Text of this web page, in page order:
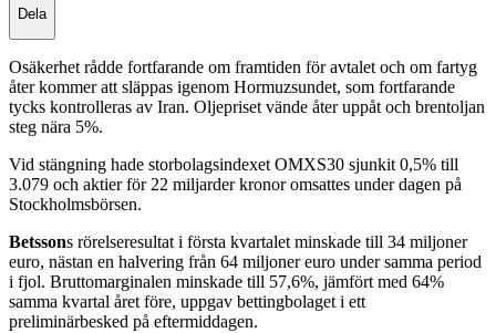
Dela
Osäkerhet rådde fortfarande om framtiden för avtalet och om fartyg
åter kommer att släppas igenom Hormuzsundet, som fortfarande
tycks kontrolleras av Iran. Oljepriset vände åter uppåt och brentoljan
steg nära 5%.
Vid stängning hade storbolagsindexet OMXS30 sjunkit 0,5% till
3.079 och aktier för 22 miljarder kronor omsattes under dagen på
Stockholmsbörsen.
Betssons rörelseresultat i första kvartalet minskade till 34 miljoner
euro, nästan en halvering från 64 miljoner euro under samma period
i fjol. Bruttomarginalen minskade till 57,6%, jämfört med 64%
samma kvartal året före, uppgav bettingbolaget i ett
preliminärbesked på eftermiddagen.